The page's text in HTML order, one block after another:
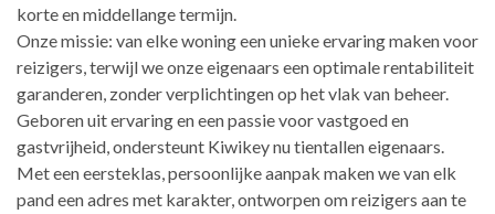
korte en middellange termijn.
Onze missie: van elke woning een unieke ervaring maken voor
reizigers, terwijl we onze eigenaars een optimale rentabiliteit
garanderen, zonder verplichtingen op het vlak van beheer.
Geboren uit ervaring en een passie voor vastgoed en
gastvrijheid, ondersteunt Kiwikey nu tientallen eigenaars.
Met een eersteklas, persoonlijke aanpak maken we van elk
pand een adres met karakter, ontworpen om reizigers aan te